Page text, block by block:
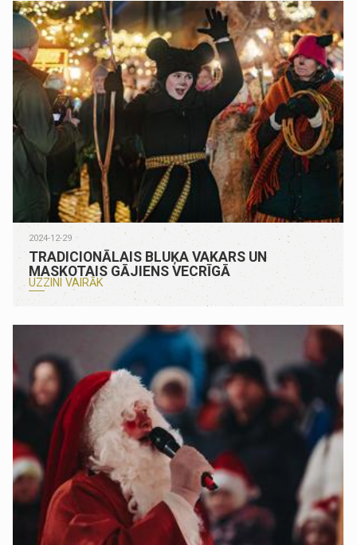
2024-12-29
TRADICIONĀLAIS BLUĶA VAKARS UN
MASKOTAIS GĀJIENS VECRĪGĀ
UZZINI VAIRĀK